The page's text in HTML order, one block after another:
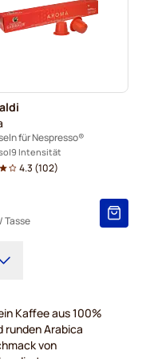
für Nespresso®
9 Intensität
4.3 (102)
Tasse
Kaffee aus 100%
runden Arabica
von